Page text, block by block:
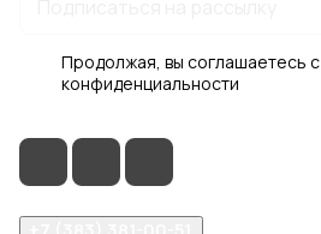
Продолжая, вы соглашаетесь с
конфиденциальности